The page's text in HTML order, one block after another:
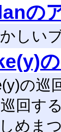
の
しい
の巡
回す
めま